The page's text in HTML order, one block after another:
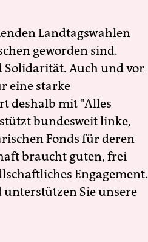
Landtagswahlen
geworden sind.
Solidarität. Auch und vor
eine starke
deshalb mit "Alles
bundesweit linke,
Fonds für deren
braucht guten, frei
Engagement.
unterstützen Sie unsere